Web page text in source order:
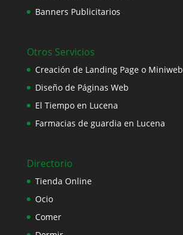
Banners Publicitarios
Otros Servicios
Creación de Landing Page o Miniweb
Diseño de Páginas Web
El Tiempo en Lucena
Farmacias de guardia en Lucena
Directorio
Tienda Online
Ocio
Comer